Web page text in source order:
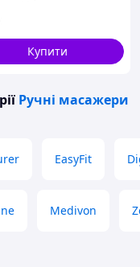
кольори в
Купити
Ручні масажери
EasyFit
Medivon